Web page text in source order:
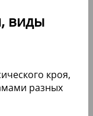
виды
кроя,
разных